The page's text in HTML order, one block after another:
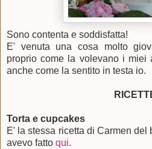
Sono contenta e soddisfatta!
E' venuta una cosa molto
proprio come la volevano i miei
anche come la sentito in testa io.
Torta e cupcakes
E' la stessa ricetta di Carmen del
avevo fatto qui.